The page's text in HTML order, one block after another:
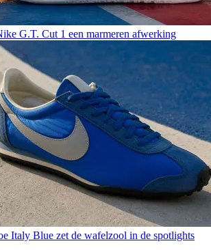
G.T. Cut 1 een marmeren afwerking
Italy Blue zet de wafelzool in de spotlights